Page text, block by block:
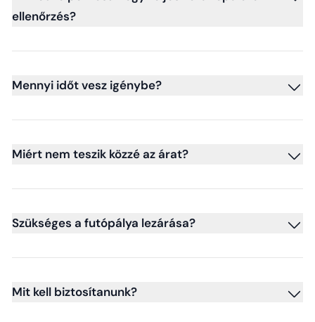
ellenőrzés?
Mennyi időt vesz igénybe?
Miért nem teszik közzé az árat?
Szükséges a futópálya lezárása?
Mit kell biztosítanunk?